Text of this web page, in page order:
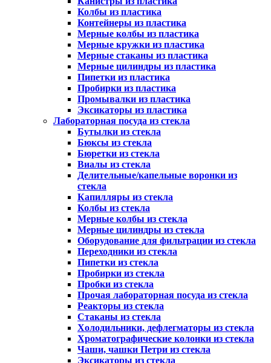
Колбы из пластика
Контейнеры из пластика
Мерные колбы из пластика
Мерные кружки из пластика
Мерные стаканы из пластика
Мерные цилиндры из пластика
Пипетки из пластика
Пробирки из пластика
Промывалки из пластика
Эксикаторы из пластика
Лабораторная посуда из стекла
Бутылки из стекла
Бюксы из стекла
Бюретки из стекла
Виалы из стекла
Делительные/капельные воронки из
стекла
Капилляры из стекла
Колбы из стекла
Мерные колбы из стекла
Мерные цилиндры из стекла
Оборудование для фильтрации из стекла
Переходники из стекла
Пипетки из стекла
Пробирки из стекла
Пробки из стекла
Прочая лабораторная посуда из стекла
Реакторы из стекла
Стаканы из стекла
Холодильники, дефлегматоры из стекла
Хроматографические колонки из стекла
Чаши, чашки Петри из стекла
Эксикаторы из стекла